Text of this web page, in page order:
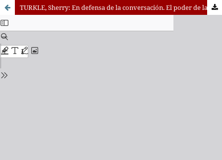
TURKLE, Sherry: En defensa de la conversación. El poder de la conversación en la era digital